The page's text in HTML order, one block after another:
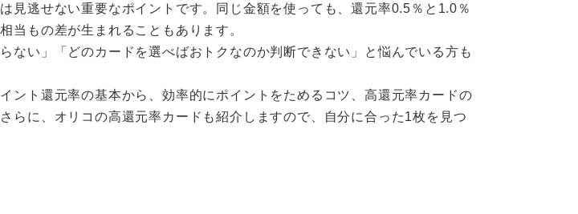
見逃せない重要なポイントです。同じ金額を使っても、還元率0.5％と1.0％
当もの差が生まれることもあります。
ない」「どのカードを選べばおトクなのか判断できない」と悩んでいる方も
ント還元率の基本から、効率的にポイントをためるコツ、高還元率カードの
らに、オリコの高還元率カードも紹介しますので、自分に合った1枚を見つ